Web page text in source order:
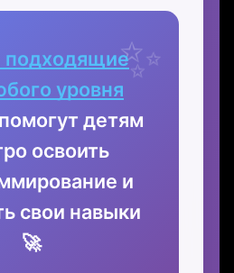
подходящие
уровня
детям
освоить
и
свои навыки
🚀